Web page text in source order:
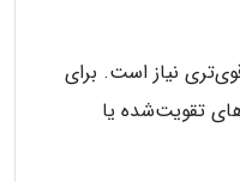
نیاز است. برای
مدل‌های تقویت‌شده یا